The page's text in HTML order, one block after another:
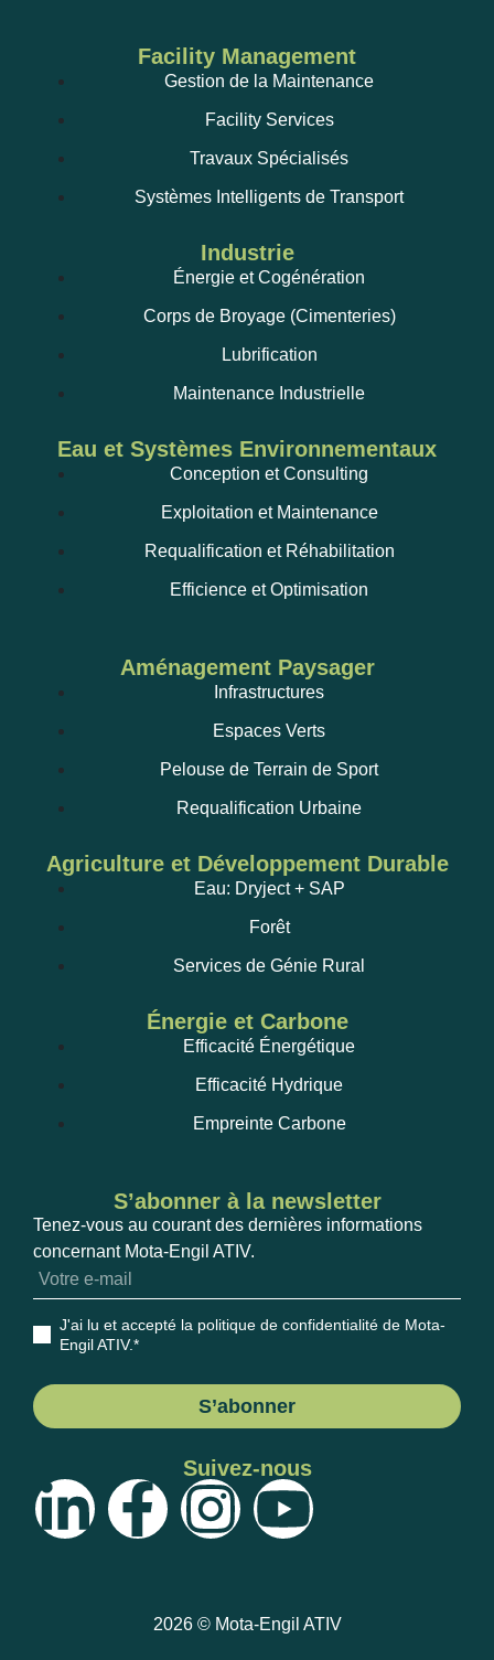
Facility Management
Gestion de la Maintenance
Facility Services
Travaux Spécialisés
Systèmes Intelligents de Transport
Industrie
Énergie et Cogénération
Corps de Broyage (Cimenteries)
Lubrification
Maintenance Industrielle
Eau et Systèmes Environnementaux
Conception et Consulting
Exploitation et Maintenance
Requalification et Réhabilitation
Efficience et Optimisation
Aménagement Paysager
Infrastructures
Espaces Verts
Pelouse de Terrain de Sport
Requalification Urbaine
Agriculture et Développement Durable
Eau: Dryject + SAP
Forêt
Services de Génie Rural
Énergie et Carbone
Efficacité Énergétique
Efficacité Hydrique
Empreinte Carbone
S’abonner à la newsletter
Tenez-vous au courant des dernières informations
concernant Mota-Engil ATIV.
J'ai lu et accepté la politique de confidentialité de Mota-
Engil ATIV.*
S’abonner
Suivez-nous
2026 © Mota-Engil ATIV